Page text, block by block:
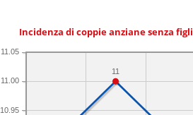
Incidenza di coppie anziane senza figli
10.95
11.00
11.05
11